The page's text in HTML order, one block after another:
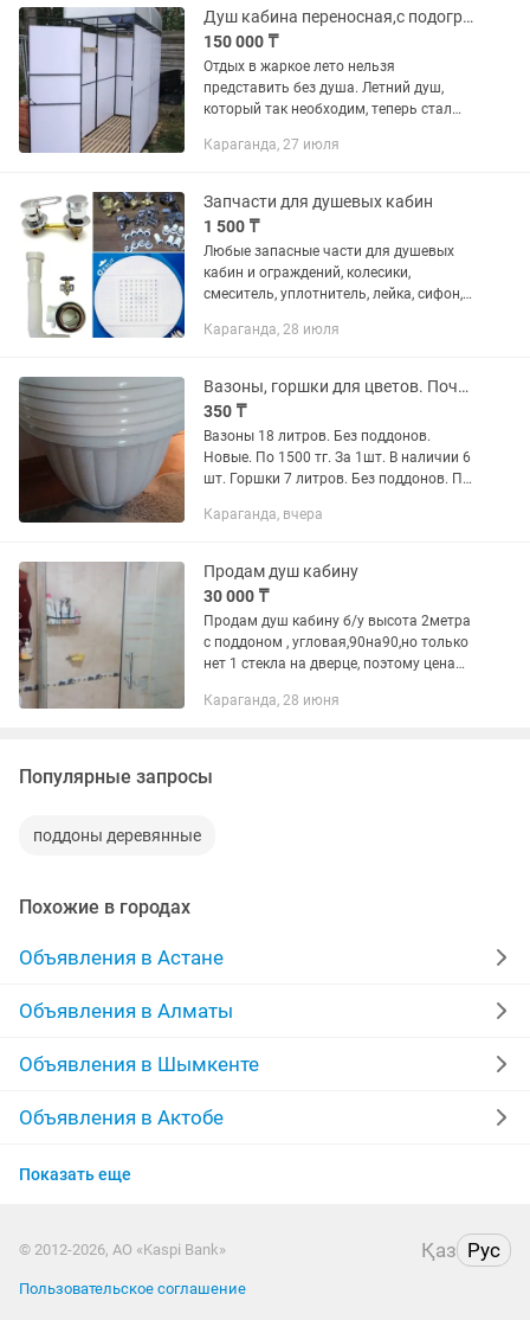
и...
Душ кабина переносная,с подогревом бака на 220W
150 000 ₸
Отдых в жаркое лето нельзя
представить без душа. Летний душ,
который так необходим, теперь стал
прийти в норму после трудного
даёт...
Караганда, 27 июля
Запчасти для душевых кабин
1 500 ₸
Любые запасные части для душевых
кабин и ограждений, колесики,
смеситель, уплотнитель, лейка, сифон,
магнит, по образцу!
Караганда, 28 июля
Вазоны, горшки для цветов. Почти даром.
350 ₸
Вазоны 18 литров. Без поддонов.
Новые. По 1500 тг. За 1шт. В наличии 6
шт. Горшки 7 литров. Без поддонов. По
Хлебница по 350 тг. Новые. Майкудук.
Караганда, вчера
Продам душ кабину
30 000 ₸
Продам душ кабину б/у высота 2метра
с поддоном , угловая,90на90,но только
нет 1 стекла на дверце, поэтому цена
помогу разобрать и погрузить,торг
Караганда, 28 июня
Популярные запросы
поддоны деревянные
Похожие в городах
Объявления в Астане
Объявления в Алматы
Объявления в Шымкенте
Объявления в Актобе
Объявления в Актау
Объявления в Павлодаре
Показать еще
© 2012-2026, АО «Kaspi Bank» Қаз Рус
Пользовательское соглашение